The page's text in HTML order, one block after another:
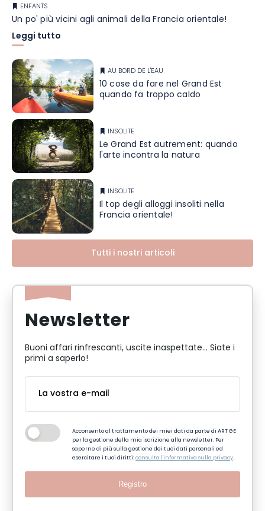
ENFANTS
Un po' più vicini agli animali della Francia orientale!
Leggi tutto
AU BORD DE L'EAU
10 cose da fare nel Grand Est
quando fa troppo caldo
INSOLITE
Le Grand Est autrement: quando
l'arte incontra la natura
INSOLITE
Il top degli alloggi insoliti nella
Francia orientale!
Tutti i nostri articoli
Newsletter
Buoni affari rinfrescanti, uscite inaspettate... Siate i
primi a saperlo!
Acconsento al trattamento dei miei dati da parte di ART GE
per la gestione della mia iscrizione alla newsletter. Per
saperne di più sulla gestione dei tuoi dati personali ed
esercitare i tuoi diritti:consulta l'informativa sulla privacy.
Registro